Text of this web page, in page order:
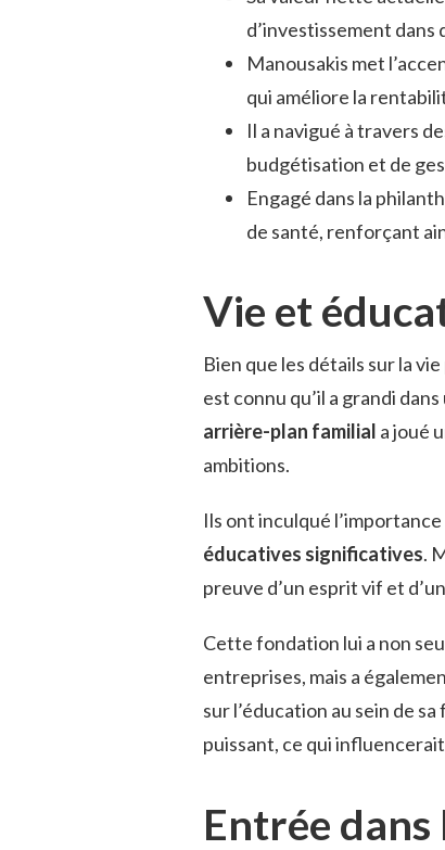
d’investissement dans
Manousakis met
qui améliore la
Il a navigué à travers
budgétisation et de
Engagé dans la
de santé, renforçant
Vie et
Bien que les détails sur la
est connu qu’il a grandi
arrière-plan familial a joué
ambitions.
Ils ont inculqué
éducatives significatives.
preuve d’un esprit vif et
Cette fondation lui a non
entreprises, mais a
sur l’éducation au sein de
puissant, ce qui
Entrée